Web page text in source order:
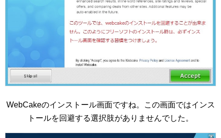
WebCakeのインストール画面ですね。この画面ではインス
トールを回避する選択肢がありませんでした。